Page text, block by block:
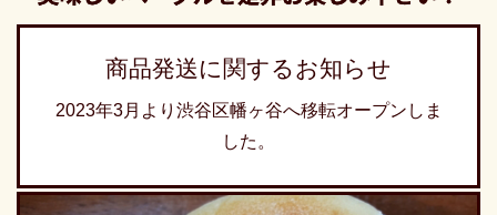
商品発送に関するお知らせ
2023年3月より渋谷区幡ヶ谷へ移転オープンしま
した。